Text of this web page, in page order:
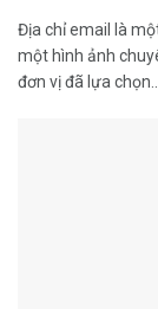
Địa chỉ email là
một hình ảnh
đơn vị đã lựa chọn...